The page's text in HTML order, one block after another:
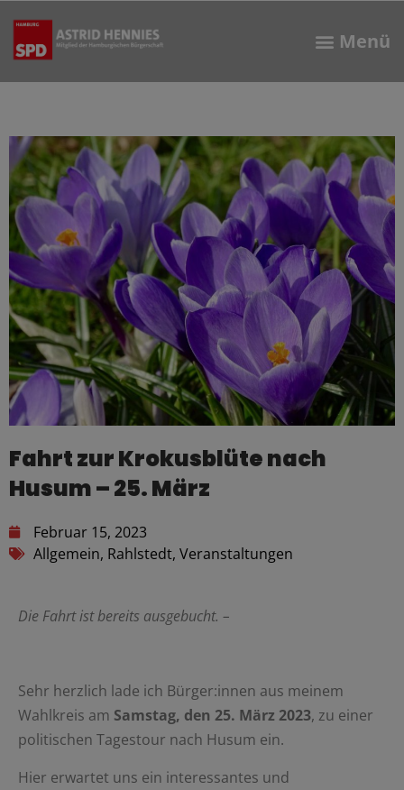
Fahrt zur Krokusblüte nach
Husum – 25. März
Februar 15, 2023
Allgemein, Rahlstedt, Veranstaltungen
Die Fahrt ist bereits ausgebucht. –
Sehr herzlich lade ich Bürger:innen aus meinem
Wahlkreis am Samstag, den 25. März 2023, zu einer
politischen Tagestour nach Husum ein.
Hier erwartet uns ein interessantes und